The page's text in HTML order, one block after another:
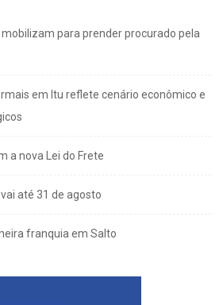
para prender procurado pela
em Itu reflete cenário econômico e
a nova Lei do Frete
até 31 de agosto
franquia em Salto